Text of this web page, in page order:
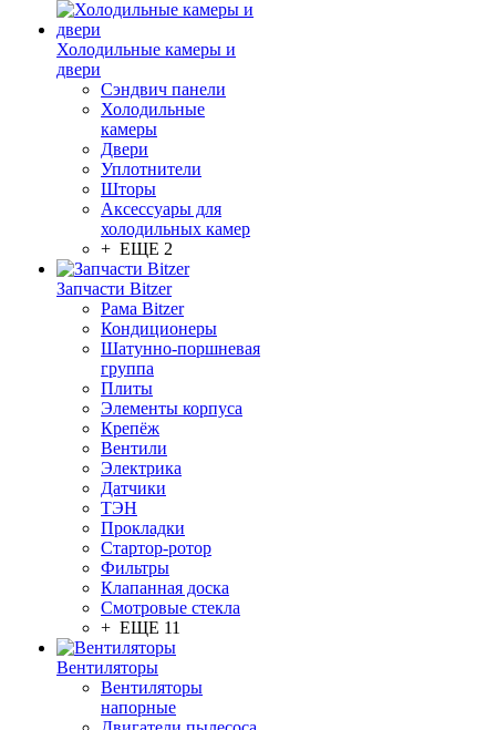
Холодильные камеры и
двери
Сэндвич панели
Холодильные
камеры
Двери
Уплотнители
Шторы
Аксессуары для
холодильных камер
+ ЕЩЕ 2
Запчасти Bitzer
Рама Bitzer
Кондиционеры
Шатунно-поршневая
группа
Плиты
Элементы корпуса
Крепёж
Вентили
Электрика
Датчики
ТЭН
Прокладки
Стартор-ротор
Фильтры
Клапанная доска
Смотровые стекла
+ ЕЩЕ 11
Вентиляторы
Вентиляторы
напорные